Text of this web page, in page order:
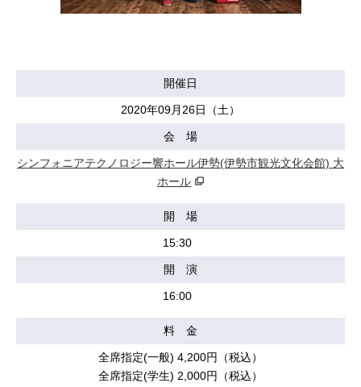
開催日
2020年09月26日（土）
会 場
シンフォニアテクノロジー響ホール伊勢(伊勢市観光文化会館) 大
ホール
開 場
15:30
開 演
16:00
料 金
全席指定(一般) 4,200円（税込）
全席指定(学生) 2,000円（税込）